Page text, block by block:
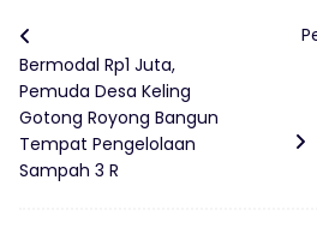
Bermodal Rp1 Juta,
Pemuda Desa Keling
Gotong Royong Bangun
Tempat Pengelolaan
Sampah 3 R